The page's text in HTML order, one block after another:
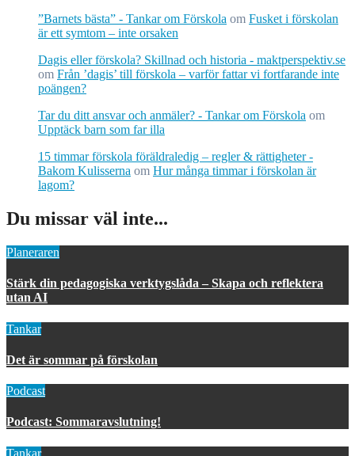
”Barnets bästa” - Tankar om Förskola om Fusket i förskolan
är ett symtom – inte orsaken
Dagis eller förskola? Skillnad och historia - maktperspektiv.se
om Från ’dagis’ till förskola – varför fattar vi fortfarande inte
poängen?
Tar du ditt ansvar och anmäler? - Tankar om Förskola om
Upptäck barn som far illa
15 timmar förskola föräldraledig – regler & rättigheter -
Bakom Kulisserna om Hur många timmar i förskolan är
lagom?
Du missar väl inte...
Planeraren
Stärk din pedagogiska verktygslåda – Skapa och reflektera
utan AI
Tankar
Det är sommar på förskolan
Podcast
Podcast: Sommaravslutning!
Tankar